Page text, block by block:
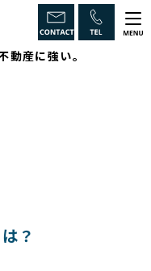
動産に強い。
？